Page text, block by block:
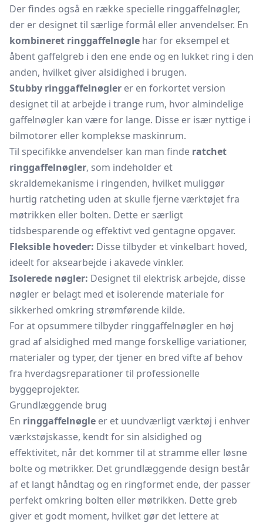
Der findes også en række specielle ringgaffelnøgler,
der er designet til særlige formål eller anvendelser. En
kombineret ringgaffelnøgle har for eksempel et
åbent gaffelgreb i den ene ende og en lukket ring i den
anden, hvilket giver alsidighed i brugen.
Stubby ringgaffelnøgler er en forkortet version
designet til at arbejde i trange rum, hvor almindelige
gaffelnøgler kan være for lange. Disse er især nyttige i
bilmotorer eller komplekse maskinrum.
Til specifikke anvendelser kan man finde ratchet
ringgaffelnøgler, som indeholder et
skraldemekanisme i ringenden, hvilket muliggør
hurtig ratcheting uden at skulle fjerne værktøjet fra
møtrikken eller bolten. Dette er særligt
tidsbesparende og effektivt ved gentagne opgaver.
Fleksible hoveder: Disse tilbyder et vinkelbart hoved,
ideelt for aksearbejde i akavede vinkler.
Isolerede nøgler: Designet til elektrisk arbejde, disse
nøgler er belagt med et isolerende materiale for
sikkerhed omkring strømførende kilde.
For at opsummere tilbyder ringgaffelnøgler en høj
grad af alsidighed med mange forskellige variationer,
materialer og typer, der tjener en bred vifte af behov
fra hverdagsreparationer til professionelle
byggeprojekter.
Grundlæggende brug
En ringgaffelnøgle er et uundværligt værktøj i enhver
værkstøjskasse, kendt for sin alsidighed og
effektivitet, når det kommer til at stramme eller løsne
bolte og møtrikker. Det grundlæggende design består
af et langt håndtag og en ringformet ende, der passer
perfekt omkring bolten eller møtrikken. Dette greb
giver et godt moment, hvilket gør det lettere at